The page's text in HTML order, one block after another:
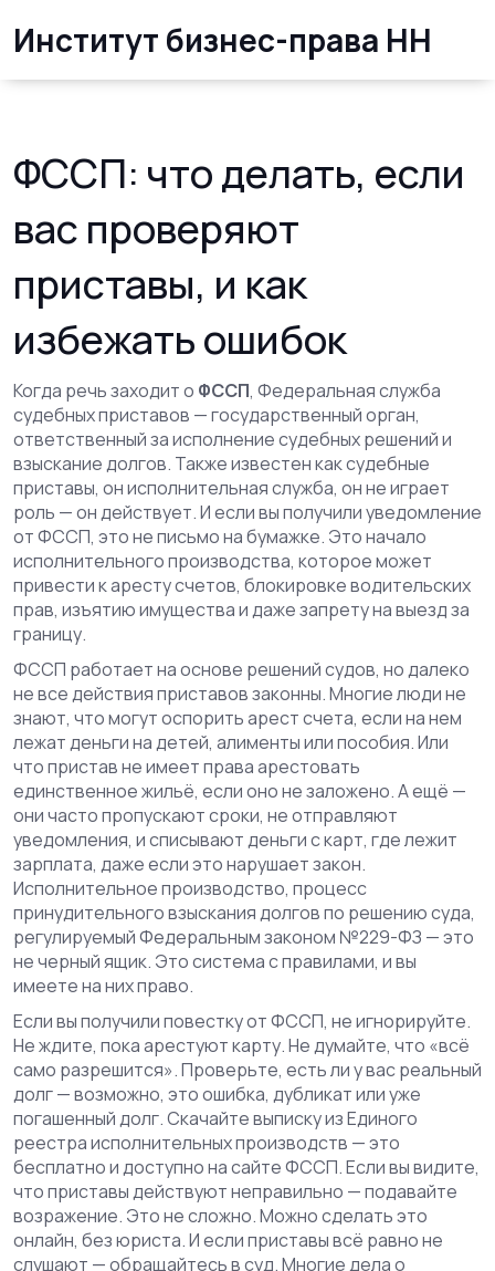
Институт бизнес-права НН
ФССП: что делать, если
вас проверяют
приставы, и как
избежать ошибок
Когда речь заходит о ФССП, Федеральная служба
судебных приставов — государственный орган,
ответственный за исполнение судебных решений и
взыскание долгов. Также известен каксудебные
приставы, онисполнительная служба, он не играет
роль — он действует. И если вы получили уведомление
от ФССП, это не письмо на бумажке. Это начало
исполнительного производства, которое может
привести к аресту счетов, блокировке водительских
прав, изъятию имущества и даже запрету на выезд за
границу.
ФССП работает на основе решений судов, но далеко
не все действия приставов законны. Многие люди не
знают, что могут оспорить арест счета, если на нем
лежат деньги на детей, алименты или пособия. Или
что пристав не имеет права арестовать
единственное жильё, если оно не заложено. А ещё —
они часто пропускают сроки, не отправляют
уведомления, и списывают деньги с карт, где лежит
зарплата, даже если это нарушает закон.
Исполнительное производство, процесс
принудительного взыскания долгов по решению суда,
регулируемый Федеральным законом №229-ФЗ — это
не черный ящик. Это система с правилами, и вы
имеете на них право.
Если вы получили повестку от ФССП, не игнорируйте.
Не ждите, пока арестуют карту. Не думайте, что «всё
само разрешится». Проверьте, есть ли у вас реальный
долг — возможно, это ошибка, дубликат или уже
погашенный долг. Скачайте выписку из Единого
реестра исполнительных производств — это
бесплатно и доступно на сайте ФССП. Если вы видите,
что приставы действуют неправильно — подавайте
возражение. Это не сложно. Можно сделать это
онлайн, без юриста. И если приставы всё равно не
слушают — обращайтесь в суд. Многие дела о